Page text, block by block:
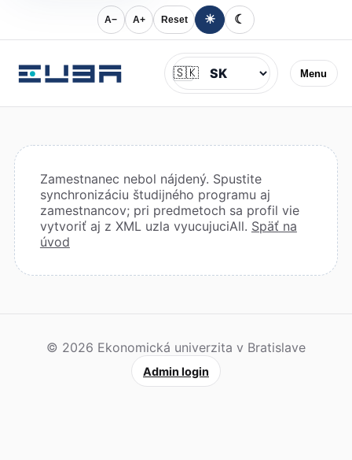
A− A+ Reset ☀ ☾
Menu
Jazyk
🇸🇰
Zamestnanec nebol nájdený. Spustite
synchronizáciu študijného programu aj
zamestnancov; pri predmetoch sa profil vie
vytvoriť aj z XML uzla vyucujuciAll. Späť na
úvod
© 2026 Ekonomická univerzita v Bratislave
Admin login